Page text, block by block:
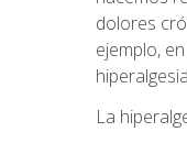
dolores
ejemplo,
La